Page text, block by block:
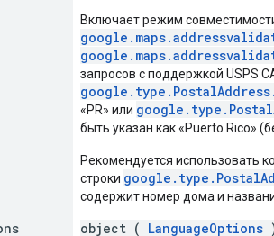
Включает режим
запросов с поддержкой USPS
«PR» или
быть указан как «Puerto Rico»
Рекомендуется использовать
строки
содержит номер дома и
object ( LanguageOptions